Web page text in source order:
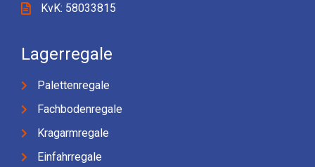
KvK: 58033815
Lagerregale
Palettenregale
Fachbodenregale
Kragarmregale
Einfahrregale